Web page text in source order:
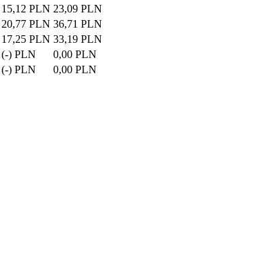
15,12 PLN 23,09 PLN
20,77 PLN 36,71 PLN
17,25 PLN 33,19 PLN
(-) PLN
0,00 PLN
(-) PLN
0,00 PLN